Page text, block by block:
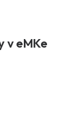
v eMKe